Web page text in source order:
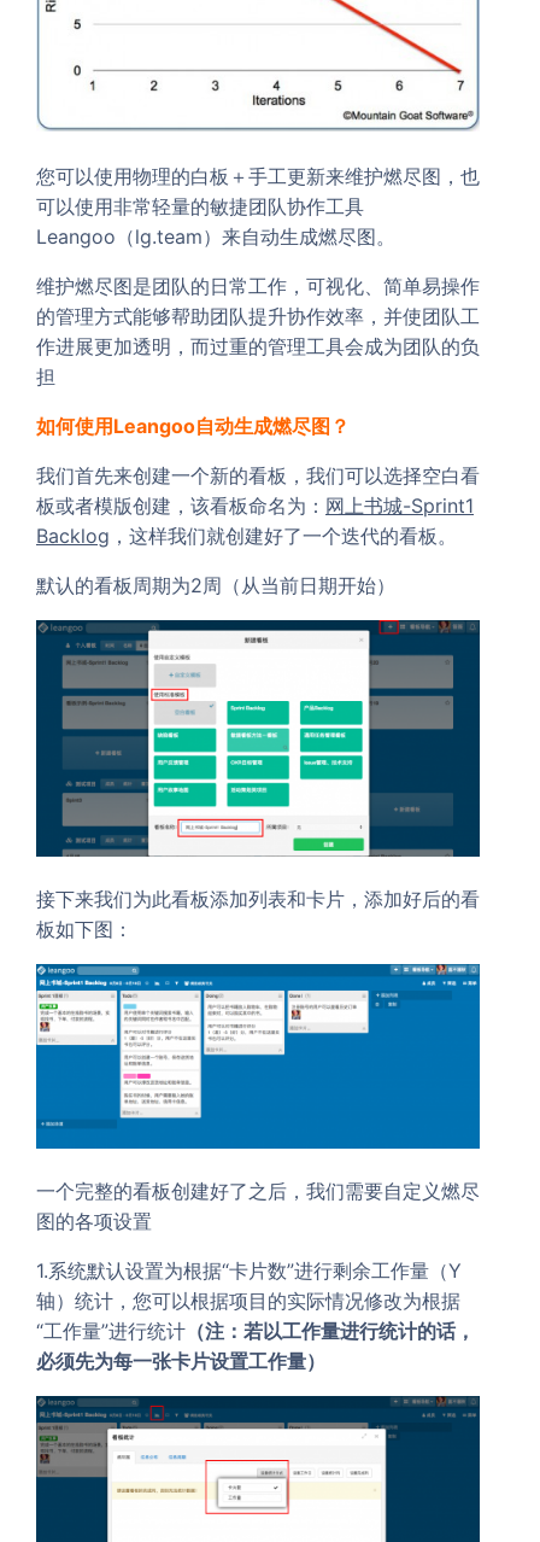
您可以使用物理的白板＋手工更新来维护燃尽图，也
可以使用非常轻量的敏捷团队协作工具
Leangoo（lg.team）来自动生成燃尽图。
维护燃尽图是团队的日常工作，可视化、简单易操作
的管理方式能够帮助团队提升协作效率，并使团队工
作进展更加透明，而过重的管理工具会成为团队的负
担
如何使用Leangoo自动生成燃尽图？
我们首先来创建一个新的看板，我们可以选择空白看
板或者模版创建，该看板命名为： 网上书城-Sprint1
Backlog ，这样我们就创建好了一个迭代的看板。
默认的看板周期为2周（从当前日期开始）
接下来我们为此看板添加列表和卡片，添加好后的看
板如下图：
一个完整的看板创建好了之后，我们需要自定义燃尽
图的各项设置
1.系统默认设置为根据“卡片数”进行剩余工作量（Y
轴）统计，您可以根据项目的实际情况修改为根据
“工作量”进行统计 （注：若以工作量进行统计的话，
必须先为每一张卡片设置工作量）